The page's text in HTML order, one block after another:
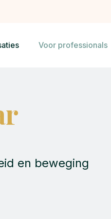
Voor professionals
en beweging